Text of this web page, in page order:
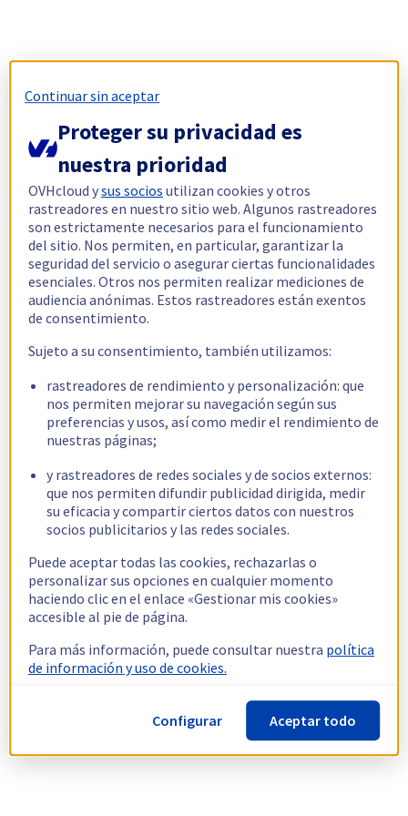
Continuar sin aceptar
Proteger su privacidad es
nuestra prioridad
OVHcloud ysus socios utilizan cookies y otros
rastreadores en nuestro sitio web. Algunos rastreadores
son estrictamente necesarios para el funcionamiento
del sitio. Nos permiten, en particular, garantizar la
seguridad del servicio o asegurar ciertas funcionalidades
esenciales. Otros nos permiten realizar mediciones de
audiencia anónimas. Estos rastreadores están exentos
de consentimiento.
Sujeto a su consentimiento, también utilizamos:
rastreadores de rendimiento y personalización: que
nos permiten mejorar su navegación según sus
preferencias y usos, así como medir el rendimiento de
nuestras páginas;
y rastreadores de redes sociales y de socios externos:
que nos permiten difundir publicidad dirigida, medir
su eficacia y compartir ciertos datos con nuestros
socios publicitarios y las redes sociales.
Puede aceptar todas las cookies, rechazarlas o
personalizar sus opciones en cualquier momento
haciendo clic en el enlace «Gestionar mis cookies»
accesible al pie de página.
Para más información, puede consultar nuestra política
de información y uso de cookies.
Configurar Aceptar todo